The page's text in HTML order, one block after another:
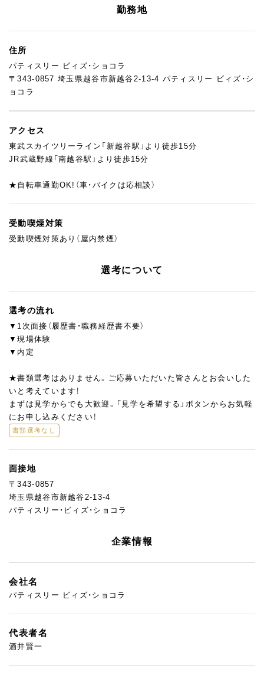
応募前の店舗見学も大歓迎です！
勤務地
住所
パティスリー ビィズ・ショコラ
〒343-0857 埼玉県越谷市新越谷2-13-4 パティスリー ビィズ・シ
ョコラ
アクセス
東武スカイツリーライン「新越谷駅」より徒歩15分
JR武蔵野線「南越谷駅」より徒歩15分
★自転車通勤OK!（車・バイクは応相談）
受動喫煙対策
受動喫煙対策あり（屋内禁煙）
選考について
選考の流れ
▼1次面接（履歴書・職務経歴書不要）
▼現場体験
▼内定
★書類選考はありません。ご応募いただいた皆さんとお会いした
いと考えています！
まずは見学からでも大歓迎。「見学を希望する」ボタンからお気軽
にお申し込みください！
書類選考なし
面接地
〒343-0857
埼玉県越谷市新越谷2-13-4
パティスリー・ビィズ・ショコラ
企業情報
会社名
パティスリー ビィズ・ショコラ
代表者名
酒井賢一